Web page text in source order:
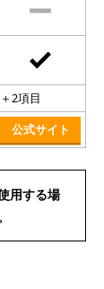
＋2項目
公式サイト
用する場